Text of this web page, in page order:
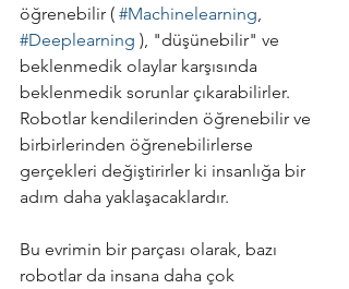
öğrenebilir ( #Machinelearning
#Deeplearning ), "düşünebilir" ve
beklenmedik olaylar karşısında
beklenmedik sorunlar çıkarabilirler.
Robotlar kendilerinden öğrenebilir ve
birbirlerinden öğrenebilirlerse
gerçekleri değiştirirler ki insanlığa bir
adım daha yaklaşacaklardır.
Bu evrimin bir parçası olarak, bazı
robotlar da insana daha çok